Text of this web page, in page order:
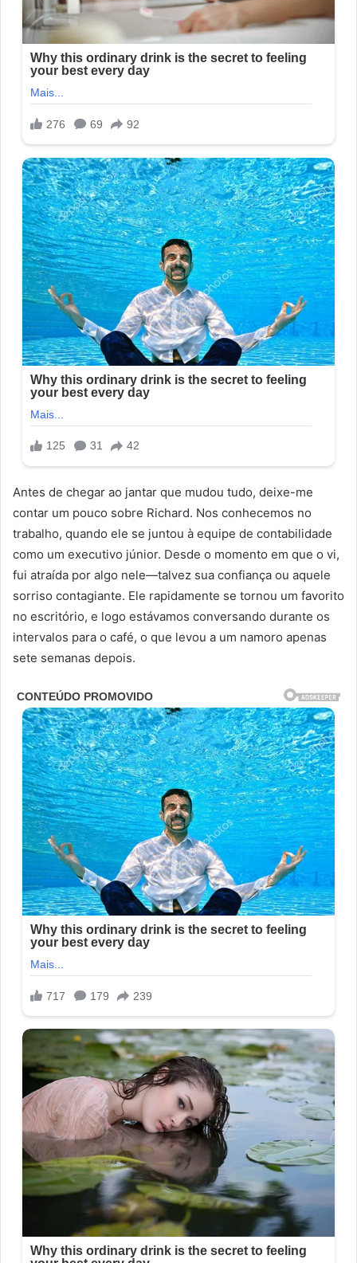
Antes de chegar ao jantar que mudou tudo, deixe-me
contar um pouco sobre Richard. Nos conhecemos no
trabalho, quando ele se juntou à equipe de contabilidade
como um executivo júnior. Desde o momento em que o vi,
fui atraída por algo nele—talvez sua confiança ou aquele
sorriso contagiante. Ele rapidamente se tornou um favorito
no escritório, e logo estávamos conversando durante os
intervalos para o café, o que levou a um namoro apenas
sete semanas depois.